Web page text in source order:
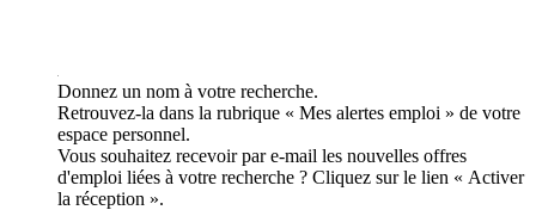
Donnez un nom à votre recherche.
Retrouvez-la dans la rubrique « Mes alertes emploi » de votre
espace personnel.
Vous souhaitez recevoir par e-mail les nouvelles offres
d'emploi liées à votre recherche ? Cliquez sur le lien « Activer
la réception ».